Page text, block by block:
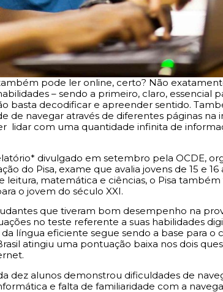
pode ler online, certo? Não
– sendo a primeiro, claro, essencial
basta decodificar e apreender sentido.
de navegar através de diferentes páginas na
lidar com uma quantidade infinita de
divulgado em setembro pela OCDE,
do Pisa, exame que avalia jovens de 15 e
leitura, matemática e ciências, o Pisa
o jovem do século XXI.
que tiveram bom desempenho na
no teste referente a suas habilidades
língua eficiente segue sendo a base para o
atingiu uma pontuação baixa nos dois
dez alunos demonstrou dificuldades de
e falta de familiaridade com a